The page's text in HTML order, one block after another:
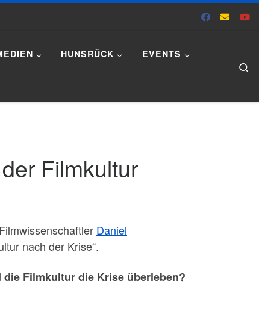
HUNSRÜCK EVENTS
Filmkultur
Daniel
nach der Krise“.
Filmkultur die Krise überleben?